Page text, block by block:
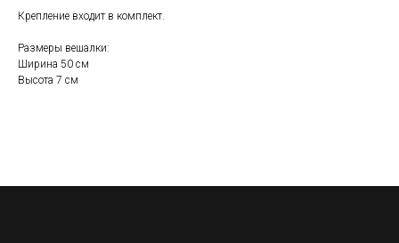
Крепление входит в комплект.
Размеры вешалки:
Ширина 50 см
Высота 7 см